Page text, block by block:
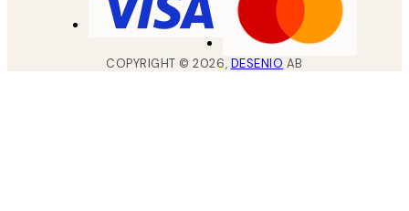
COPYRIGHT ©2026, DESENIO AB